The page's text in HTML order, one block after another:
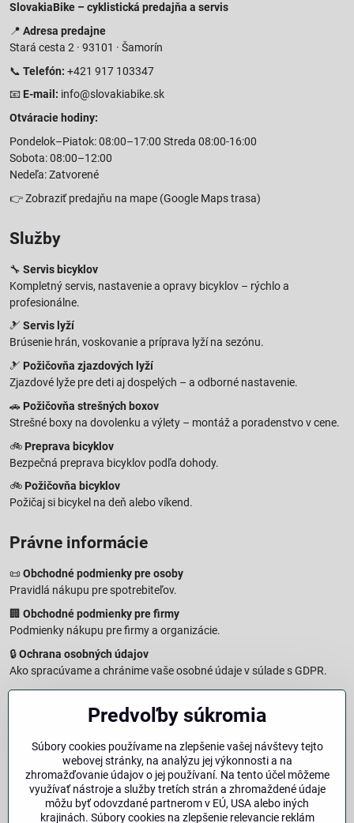
SlovakiaBike – cyklistická predajňa a servis
📍 Adresa predajne
Stará cesta 2 · 93101 · Šamorín
📞 Telefón: +421 917 103347
📧 E-mail: info@slovakiabike.sk
Otváracie hodiny:
Pondelok–Piatok: 08:00–17:00 Streda 08:00-16:00
Sobota: 08:00–12:00
Nedeľa: Zatvorené
👉Zobraziť predajňu na mape (Google Maps trasa)
Služby
🔧 Servis bicyklov
Kompletný servis, nastavenie a opravy bicyklov – rýchlo a
profesionálne.
🎿 Servis lyží
Brúsenie hrán, voskovanie a príprava lyží na sezónu.
🎿 Požičovňa zjazdových lyží
Zjazdové lyže pre deti aj dospelých – a odborné nastavenie.
🚗 Požičovňa strešných boxov
Strešné boxy na dovolenku a výlety – montáž a poradenstvo v cene.
🚲 Preprava bicyklov
Bezpečná preprava bicyklov podľa dohody.
🚲 Požičovňa bicyklov
Požičaj si bicykel na deň alebo víkend.
Právne informácie
📜 Obchodné podmienky pre osoby
Pravidlá nákupu pre spotrebiteľov.
🏢 Obchodné podmienky pre firmy
Podmienky nákupu pre firmy a organizácie.
🔒Ochrana osobných údajov
Ako spracúvame a chránime vaše osobné údaje v súlade s GDPR.
🧾Reklamačný formulár
Jednoduché podanie reklamácie
Vzorový formulár pre odstúpenie od zmluvy a vrátenie tovaru.
Právna doložka – Autorské práva
Informácie o ochrane obsahu, značiek a fotografií vrátane
podmienok.
Predvoľby súkromia
Súbory cookies používame na zlepšenie vašej návštevy tejto
webovej stránky, na analýzu jej výkonnosti a na
zhromažďovanie údajov o jej používaní. Na tento účel môžeme
využívať nástroje a služby tretích strán a zhromaždené údaje
môžu byť odovzdané partnerom v EÚ, USA alebo iných
krajinách. Súbory cookies na zlepšenie relevancie reklám